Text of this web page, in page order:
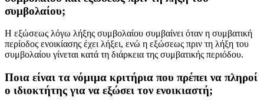
συμβολαίου;
Η εξώσεως λόγω λήξης συμβολαίου συμβαίνει όταν η συμβατική
περίοδος ενοικίασης έχει λήξει, ενώ η εξώσεως πριν τη λήξη του
συμβολαίου γίνεται κατά τη διάρκεια της συμβατικής περιόδου.
Ποια είναι τα νόμιμα κριτήρια που πρέπει να πληροί
ο ιδιοκτήτης για να εξώσει τον ενοικιαστή;